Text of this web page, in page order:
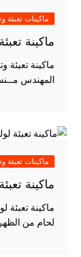
ماكينات
ماكينة
المهندس
ماكينات
ماكينة
لحام من